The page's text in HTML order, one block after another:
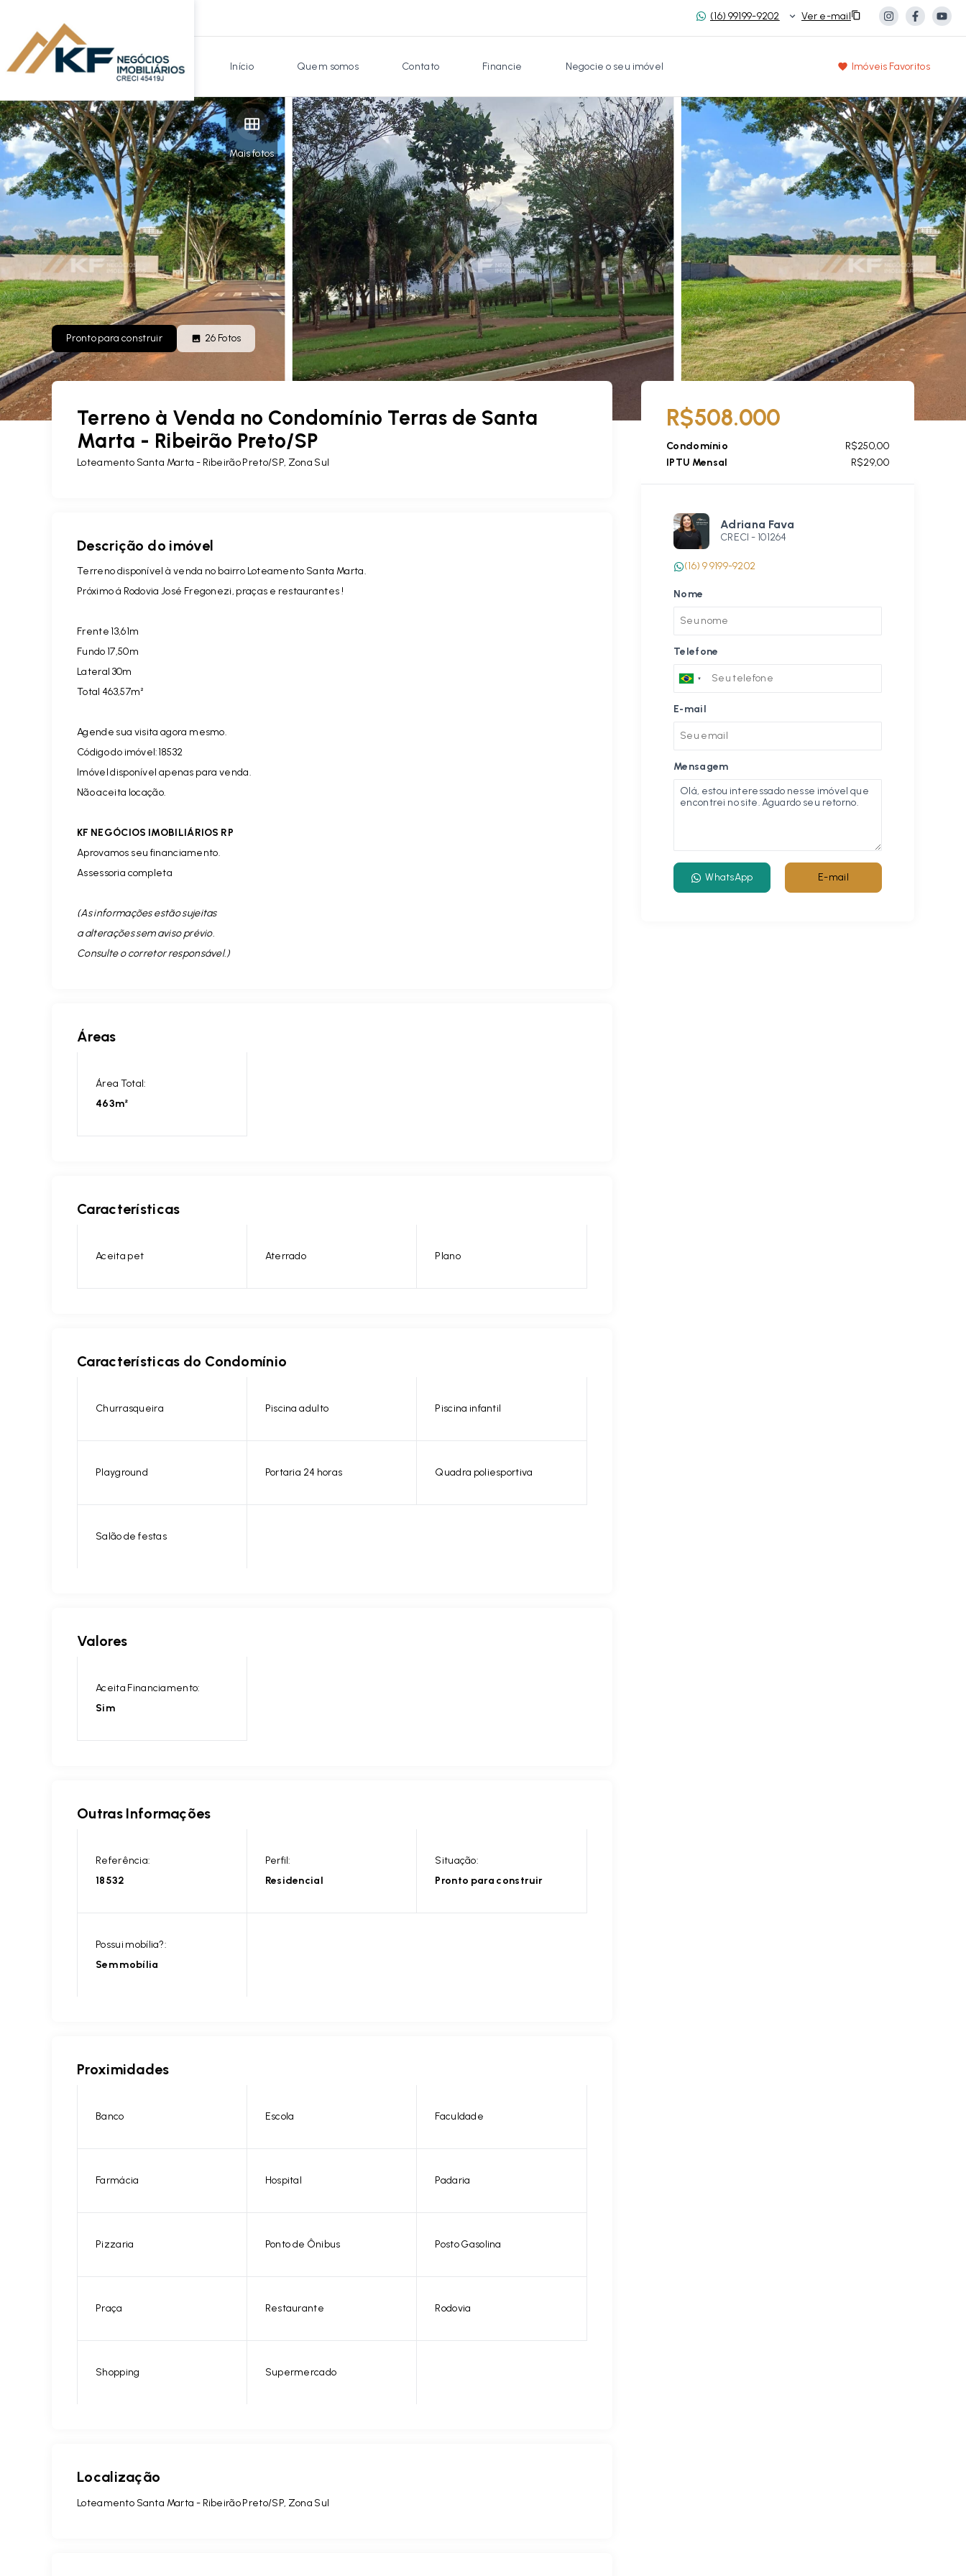
(16) 99199-9202 Ver e-mail
Início Quem somos Contato Financie Negocie o seu imóvel Imóveis Favoritos
Mais fotos
Pronto para construir 26 Fotos
Terreno à Venda no Condomínio Terras de Santa
Marta - Ribeirão Preto/SP
Loteamento Santa Marta - Ribeirão Preto/SP, Zona Sul
Descrição do imóvel
Terreno disponível à venda no bairro Loteamento Santa Marta.
Próximo á Rodovia José Fregonezi, praças e restaurantes !
Frente 13,61m
Fundo 17,50m
Lateral 30m
Total 463,57m²
Agende sua visita agora mesmo.
Código do imóvel:18532
Imóvel disponível apenas para venda.
Não aceita locação.
KF NEGÓCIOS IMOBILIÁRIOS RP
Aprovamos seu financiamento.
Assessoria completa
(As informações estão sujeitas
a alterações sem aviso prévio.
Consulte o corretor responsável. )
Áreas
Área Total:
463m²
Características
Aceita pet Aterrado Plano
Características do Condomínio
Churrasqueira Piscina adulto Piscina infantil
Playground Portaria 24 horas Quadra poliesportiva
Salão de festas
Valores
Aceita Financiamento:
Sim
Outras Informações
Referência:
18532
Perfil:
Residencial
Situação:
Pronto para construir
Possui mobília?:
Sem mobília
Proximidades
Banco Escola Faculdade
Farmácia Hospital Padaria
Pizzaria Ponto de Ônibus Posto Gasolina
Praça Restaurante Rodovia
Shopping Supermercado
Localização
Loteamento Santa Marta - Ribeirão Preto/SP, Zona Sul
R$508.000
Condomínio
R$250,00
IPTU Mensal
R$29,00
Adriana Fava
CRECI - 101264
(16) 9 9199-9202
Nome
Telefone
E-mail
Mensagem
WhatsApp E-mail